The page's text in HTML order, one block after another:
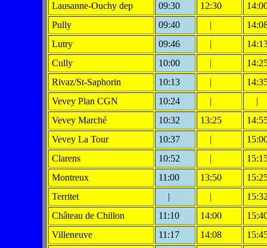
Lausanne-Ouchy dep
09:30 12:30
Pully
09:40 |
Lutry
09:46 |
Cully
10:00 |
Rivaz/St-Saphorin
10:13 |
Vevey Plan CGN
10:24 |
|
Vevey Marché
10:32 13:25
Vevey La Tour
10:37 |
Clarens
10:52 |
Montreux
11:00 13:50
Territet
| |
Château de Chillon
11:10 14:00
Villeneuve
11:17 14:08